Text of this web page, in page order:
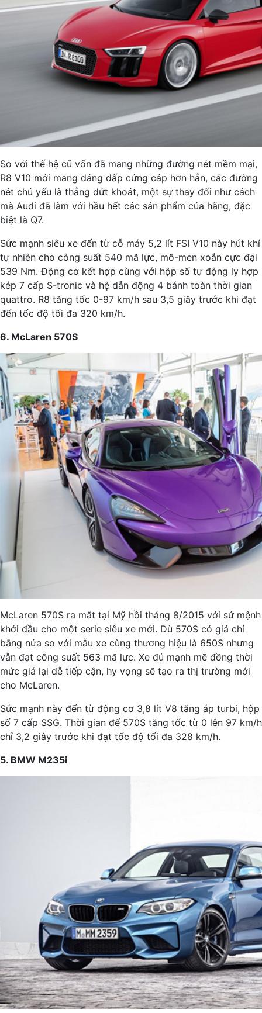
So với thế hệ cũ vốn đã mang những đường nét mềm mại,
R8 V10 mới mang dáng dấp cứng cáp hơn hẳn, các đường
nét chủ yếu là thẳng dứt khoát, một sự thay đổi như cách
mà Audi đã làm với hầu hết các sản phẩm của hãng, đặc
biệt là Q7.
Sức mạnh siêu xe đến từ cỗ máy 5,2 lít FSI V10 này hút khí
tự nhiên cho công suất 540 mã lực, mô-men xoắn cực đại
539 Nm. Động cơ kết hợp cùng với hộp số tự động ly hợp
kép 7 cấp S-tronic và hệ dẫn động 4 bánh toàn thời gian
quattro. R8 tăng tốc 0-97 km/h sau 3,5 giây trước khi đạt
đến tốc độ tối đa 320 km/h.
6. McLaren 570S
McLaren 570S ra mắt tại Mỹ hồi tháng 8/2015 với sứ mệnh
khởi đầu cho một serie siêu xe mới. Dù 570S có giá chỉ
bằng nửa so với mẫu xe cùng thương hiệu là 650S nhưng
vẫn đạt công suất 563 mã lực. Xe đủ mạnh mẽ đồng thời
mức giá lại dễ tiếp cận, hy vọng sẽ tạo ra thị trường mới
cho McLaren.
Sức mạnh này đến từ động cơ 3,8 lít V8 tăng áp turbi, hộp
số 7 cấp SSG. Thời gian để 570S tăng tốc từ 0 lên 97 km/h
chỉ 3,2 giây trước khi đạt tốc độ tối đa 328 km/h.
5. BMW M235i